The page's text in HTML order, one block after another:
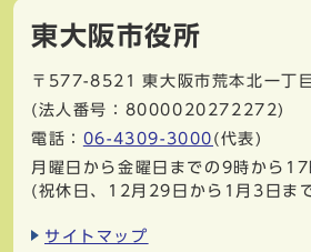
東大阪市役所
〒577-8521
東大阪市荒本北一丁
(法人番号：8000020272272)
電話： 06-4309-3000 (代表)
月曜日から金曜日までの9時から
(祝休日、12月29日から1月3日ま
サイトマップ